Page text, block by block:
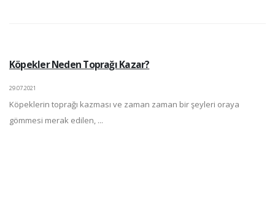
Köpekler Neden Toprağı Kazar?
29.07.2021
Köpeklerin toprağı kazması ve zaman zaman bir şeyleri oraya
gömmesi merak edilen, ...